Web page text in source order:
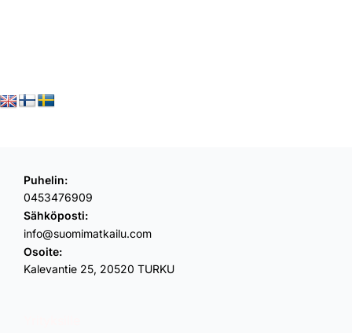
Puhelin:
0453476909
Sähköposti:
info@suomimatkailu.com
Osoite:
Kalevantie 25, 20520 TURKU